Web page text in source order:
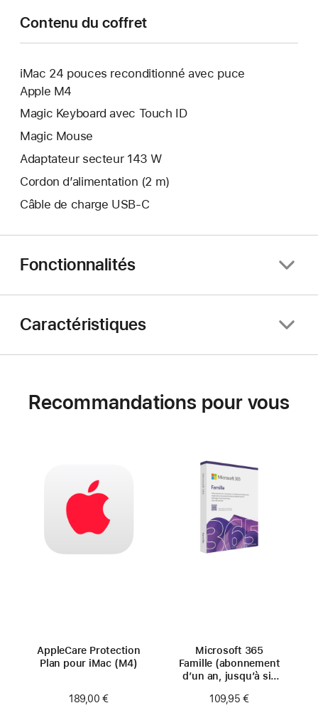
Contenu du coffret
iMac 24 pouces reconditionné avec puce
Apple M4
Magic Keyboard avec Touch ID
Magic Mouse
Adaptateur secteur 143 W
Cordon d’alimentation (2 m)
Câble de charge USB‑C
Fonctionnalités
Caractéristiques
Recommandations pour vous
AppleCare Protection
Plan pour iMac (M4)
189,00 €
Microsoft 365
Famille (abonnement
d’un an, jusqu’à six
109,95 €